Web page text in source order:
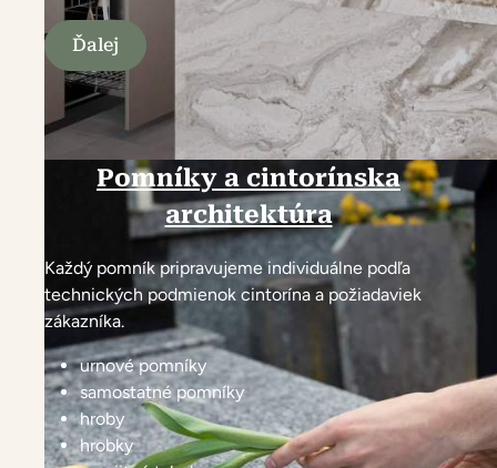
Ďalej
Pomníky a cintorínska
architektúra
Každý pomník pripravujeme individuálne podľa
technických podmienok cintorína a požiadaviek
zákazníka.
urnové pomníky
samostatné pomníky
hroby
hrobky